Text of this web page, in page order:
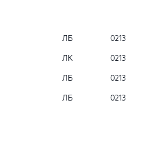
ЛБ 0213
ЛК 0213
ЛБ 0213
ЛБ 0213